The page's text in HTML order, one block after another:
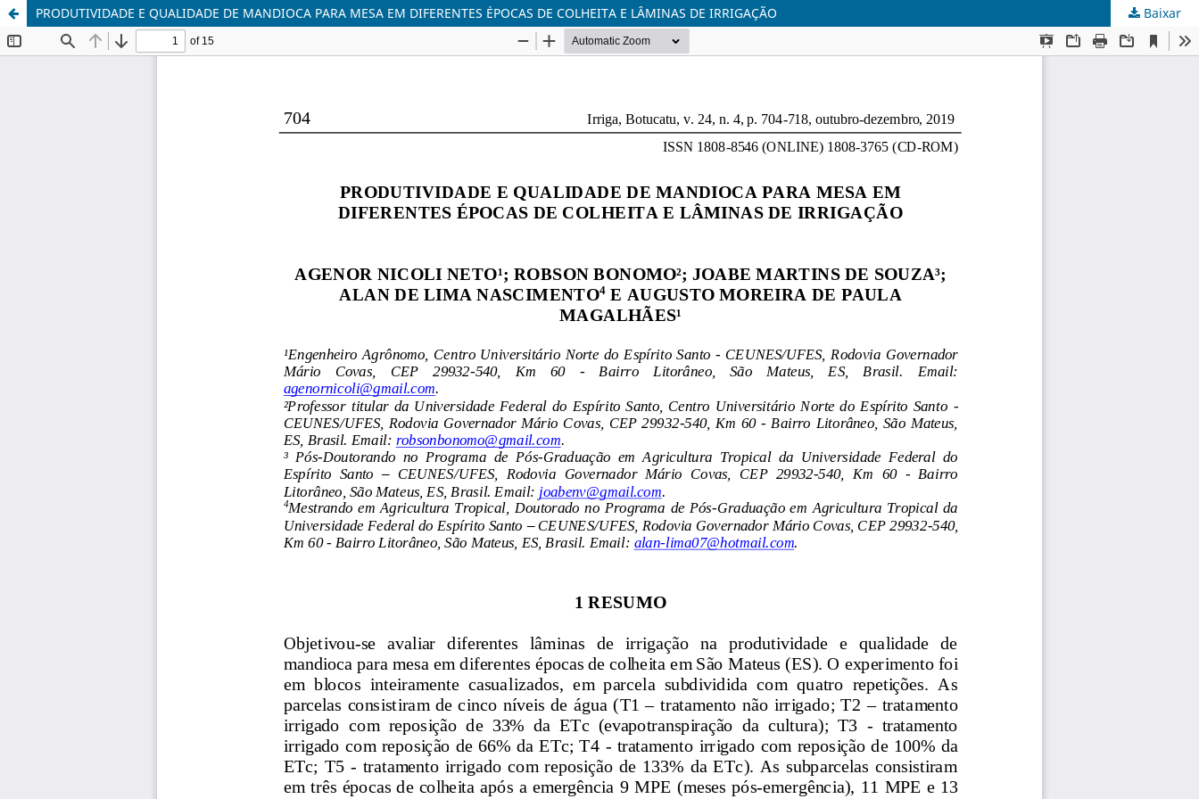
PRODUTIVIDADE E QUALIDADE DE MANDIOCA PARA MESA EM DIFERENTES ÉPOCAS DE COLHEITA E LÂMINAS DE IRRIGAÇÃO Baixar